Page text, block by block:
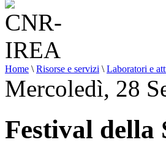
Home \ Risorse e servizi \ Laboratori e
Mercoledì, 28
Festival della